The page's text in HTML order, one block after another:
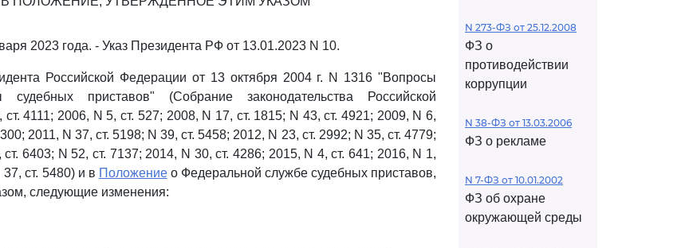
2023 года. - Указ Президента РФ от 13.01.2023 N 10.
Российской Федерации от 13 октября 2004 г. N 1316 "Вопросы
судебных приставов" (Собрание законодательства Российской
4111; 2006, N 5, ст. 527; 2008, N 17, ст. 1815; N 43, ст. 4921; 2009, N 6,
2011, N 37, ст. 5198; N 39, ст. 5458; 2012, N 23, ст. 2992; N 35, ст. 4779;
6403; N 52, ст. 7137; 2014, N 30, ст. 4286; 2015, N 4, ст. 641; 2016, N 1,
37, ст. 5480) и в Положениео Федеральной службе судебных приставов,
следующие изменения:
N 273-ФЗ от 25.12.2008
ФЗ о
противодействии
коррупции
N 38-ФЗ от 13.03.2006
ФЗ о рекламе
N 7-ФЗ от 10.01.2002
ФЗ об охране
окружающей среды